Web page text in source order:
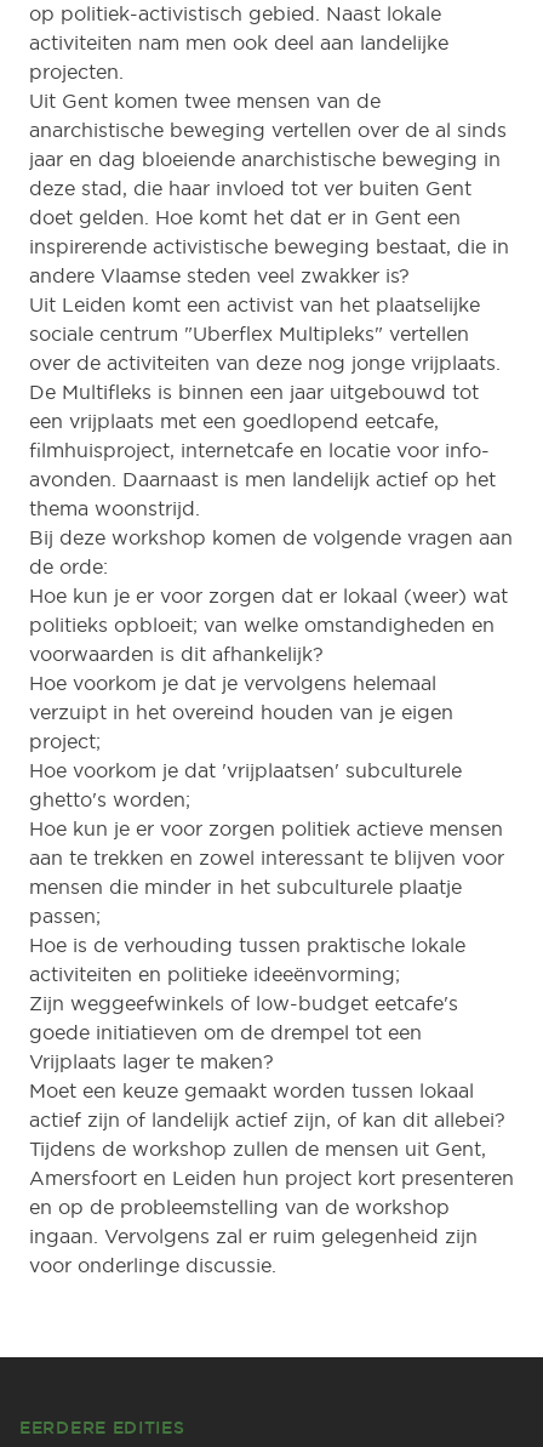
op politiek-activistisch gebied. Naast lokale
activiteiten nam men ook deel aan landelijke
projecten.
Uit Gent komen twee mensen van de
anarchistische beweging vertellen over de al sinds
jaar en dag bloeiende anarchistische beweging in
deze stad, die haar invloed tot ver buiten Gent
doet gelden. Hoe komt het dat er in Gent een
inspirerende activistische beweging bestaat, die in
andere Vlaamse steden veel zwakker is?
Uit Leiden komt een activist van het plaatselijke
sociale centrum "Uberflex Multipleks" vertellen
over de activiteiten van deze nog jonge vrijplaats.
De Multifleks is binnen een jaar uitgebouwd tot
een vrijplaats met een goedlopend eetcafe,
filmhuisproject, internetcafe en locatie voor info-
avonden. Daarnaast is men landelijk actief op het
thema woonstrijd.
Bij deze workshop komen de volgende vragen aan
de orde:
Hoe kun je er voor zorgen dat er lokaal (weer) wat
politieks opbloeit; van welke omstandigheden en
voorwaarden is dit afhankelijk?
Hoe voorkom je dat je vervolgens helemaal
verzuipt in het overeind houden van je eigen
project;
Hoe voorkom je dat 'vrijplaatsen' subculturele
ghetto's worden;
Hoe kun je er voor zorgen politiek actieve mensen
aan te trekken en zowel interessant te blijven voor
mensen die minder in het subculturele plaatje
passen;
Hoe is de verhouding tussen praktische lokale
activiteiten en politieke ideeënvorming;
Zijn weggeefwinkels of low-budget eetcafe's
goede initiatieven om de drempel tot een
Vrijplaats lager te maken?
Moet een keuze gemaakt worden tussen lokaal
actief zijn of landelijk actief zijn, of kan dit allebei?
Tijdens de workshop zullen de mensen uit Gent,
Amersfoort en Leiden hun project kort presenteren
en op de probleemstelling van de workshop
ingaan. Vervolgens zal er ruim gelegenheid zijn
voor onderlinge discussie.
EERDERE EDITIES